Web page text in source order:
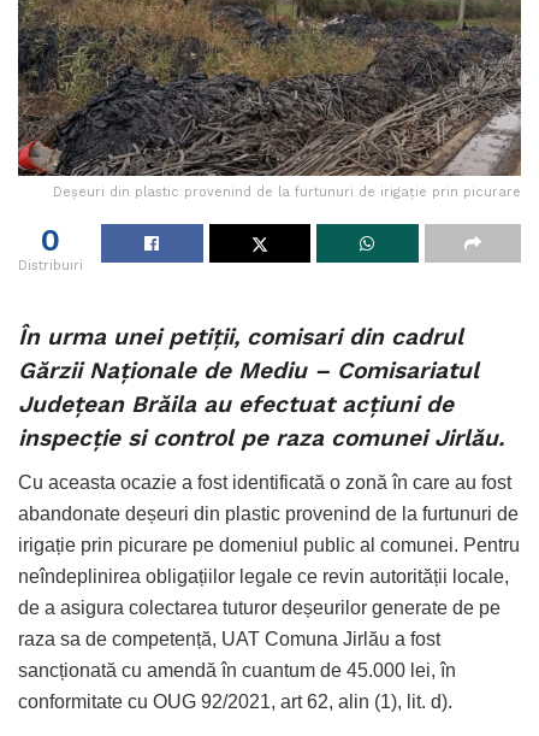
Deșeuri din plastic provenind de la furtunuri de irigație prin picurare
0
Distribuiri
În urma unei petiții, comisari din cadrul
Gărzii Naționale de Mediu – Comisariatul
Județean Brăila au efectuat acțiuni de
inspecție si control pe raza comunei Jirlău.
Cu aceasta ocazie a fost identificată o zonă în care au fost
abandonate deșeuri din plastic provenind de la furtunuri de
irigație prin picurare pe domeniul public al comunei. Pentru
neîndeplinirea obligațiilor legale ce revin autorității locale,
de a asigura colectarea tuturor deșeurilor generate de pe
raza sa de competență, UAT Comuna Jirlău a fost
sancționată cu amendă în cuantum de 45.000 lei, în
conformitate cu OUG 92/2021, art 62, alin (1), lit. d).